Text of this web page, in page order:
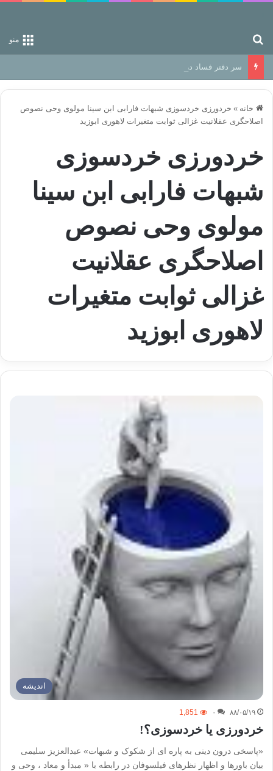
منو
سر دفتر فساد در زمین‌، دوری وکناره‌گیری از راه خداست‌!
خانه » خردورزی خردسوزی شبهات فارابی ابن سینا مولوی وحی نصوص
اصلاحگری عقلانیت غزالی ثوابت متغیرات لاهوری ابوزید
خردورزی خردسوزی
شبهات فارابی ابن سینا
مولوی وحی نصوص
اصلاحگری عقلانیت
غزالی ثوابت متغیرات
لاهوری ابوزید
اندیشه
۸۸/۰۵/۱۹ ۰ 1,851
خردورزی یا خردسوزی؟!
«پاسخی درون دینی به پاره ای از شکوک و شبهات» عبدالعزیز سلیمی
بيان باورها و اظهار نظرهای فيلسوفان در رابطه با « مبدأ و معاد ، وحی و